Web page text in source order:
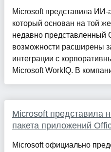
Microsoft представила ИИ-
который основан на той
недавно представленный
возможности расширены
интеграции с
Microsoft WorkIQ. В
Microsoft представила
пакета приложений
Microsoft официально